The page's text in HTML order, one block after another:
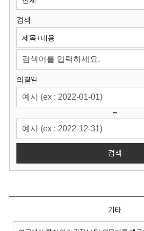
원
회
검색
의결일
~
검색
기타